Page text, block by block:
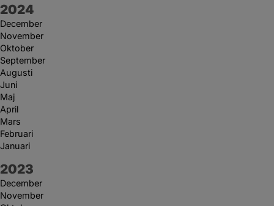
År:
2024
December
November
Oktober
September
Augusti
Juni
Maj
April
Mars
Februari
Januari
År:
2023
December
November